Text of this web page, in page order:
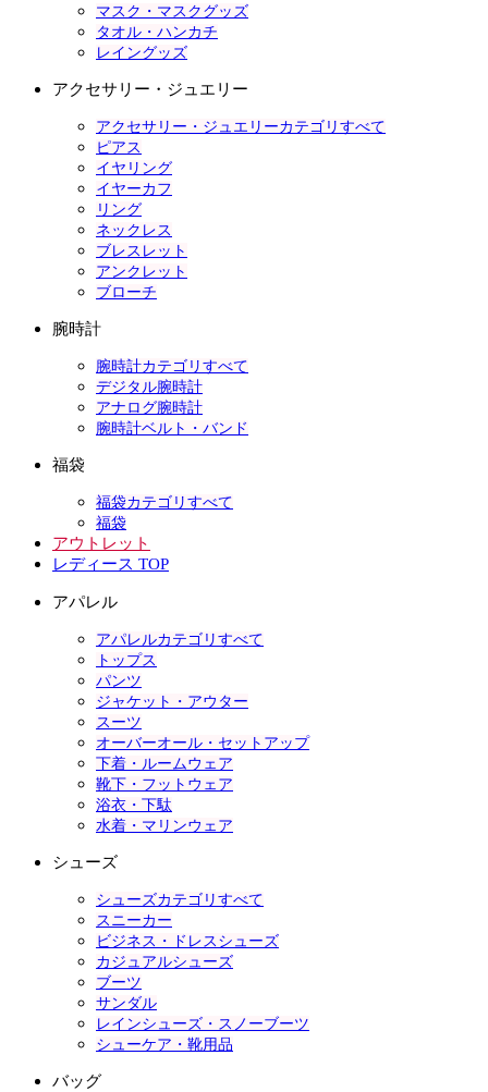
マスク・マスクグッズ
タオル・ハンカチ
レイングッズ
アクセサリー・ジュエリー
アクセサリー・ジュエリーカテゴリすべて
ピアス
イヤリング
イヤーカフ
リング
ネックレス
ブレスレット
アンクレット
ブローチ
腕時計
腕時計カテゴリすべて
デジタル腕時計
アナログ腕時計
腕時計ベルト・バンド
福袋
福袋カテゴリすべて
福袋
アウトレット
レディース TOP
アパレル
アパレルカテゴリすべて
トップス
パンツ
ジャケット・アウター
スーツ
オーバーオール・セットアップ
下着・ルームウェア
靴下・フットウェア
浴衣・下駄
水着・マリンウェア
シューズ
シューズカテゴリすべて
スニーカー
ビジネス・ドレスシューズ
カジュアルシューズ
ブーツ
サンダル
レインシューズ・スノーブーツ
シューケア・靴用品
バッグ